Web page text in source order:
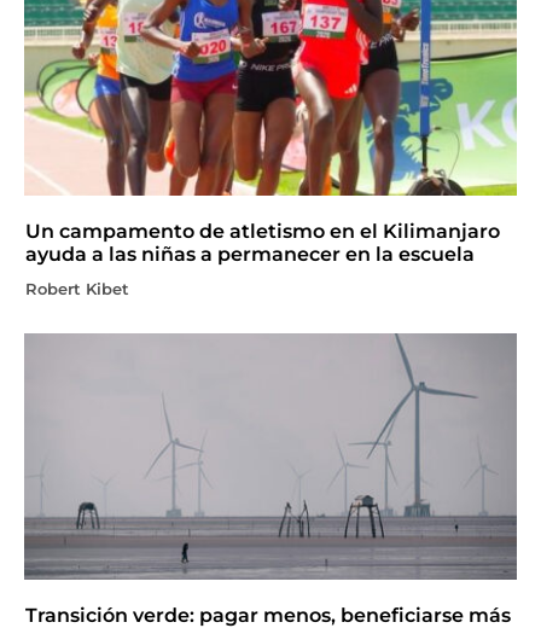
Un campamento de atletismo en el Kilimanjaro
ayuda a las niñas a permanecer en la escuela
Robert Kibet
Transición verde: pagar menos, beneficiarse más